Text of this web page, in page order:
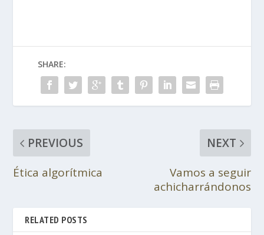
SHARE:
PREVIOUS
Ética algorítmica
NEXT
Vamos a seguir
achicharrándonos
RELATED POSTS